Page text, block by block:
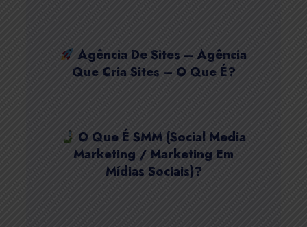
Agência De Sites – Agência
Que Cria Sites – O Que É?
O Que É SMM (Social Media
Marketing / Marketing Em
Mídias Sociais)?